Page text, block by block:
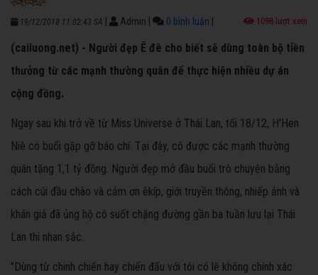
19/12/2018 11:02:43 SA Admin 0 bình luận 1098 lượt xem
(cailuong.net) - Người đẹp Ê đê cho biết sẽ dùng toàn bộ tiền
thưởng từ các mạnh thường quân để thực hiện nhiều dự án
cộng đồng.
Ngay sau khi trở về từ Miss Universe ở Thái Lan, tối 18/12, H'Hen
Niê có buổi gặp gỡ báo chí. Tại đây, cô được các mạnh thường
quân tặng 1,1 tỷ đồng. Người đẹp mở đầu buổi trò chuyện bằng
cách cúi đầu chào và cảm ơn êkíp, giới truyền thông, nhiếp ảnh và
khán giả đã ủng hộ cô suốt chặng đường gần ba tuần lưu lại Thái
Lan thi nhan sắc.
"Dùng từ chinh chiến hay chiến đấu với tôi có lẽ không chính xác